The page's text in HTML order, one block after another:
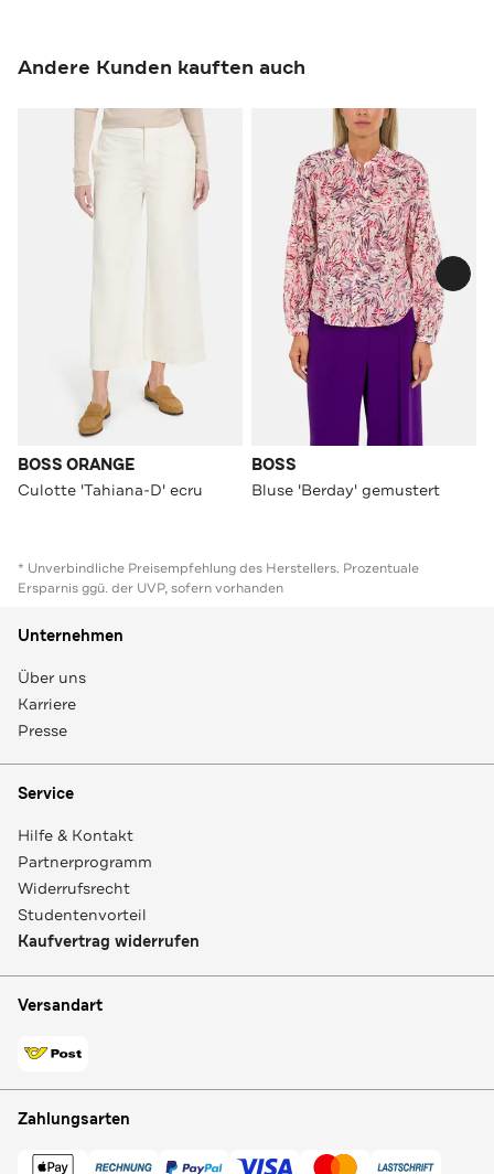
Andere Kunden kauften auch
BOSS ORANGE
Culotte 'Tahiana-D' ecru
BOSS
Bluse 'Berday' gemustert
* Unverbindliche Preisempfehlung des Herstellers. Prozentuale
Ersparnis ggü. der UVP, sofern vorhanden
Unternehmen
Über uns
Karriere
Presse
Service
Hilfe & Kontakt
Partnerprogramm
Widerrufsrecht
Studentenvorteil
Kaufvertrag widerrufen
Versandart
Zahlungsarten